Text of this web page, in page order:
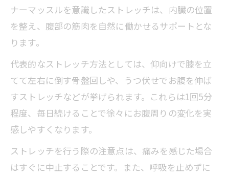
ナーマッスルを意識したストレッチは、内臓の位置
を整え、腹部の筋肉を自然に働かせるサポートとな
ります。
代表的なストレッチ方法としては、仰向けで膝を立
てて左右に倒す骨盤回しや、うつ伏せでお腹を伸ば
すストレッチなどが挙げられます。これらは1回5分
程度、毎日続けることで徐々にお腹周りの変化を実
感しやすくなります。
ストレッチを行う際の注意点は、痛みを感じた場合
はすぐに中止することです。また、呼吸を止めずに